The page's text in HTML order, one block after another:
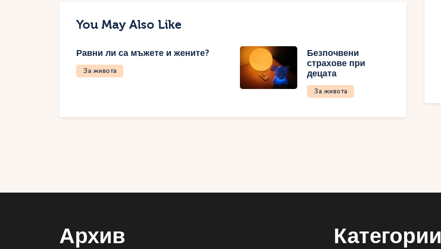
You May Also Like
Равни ли са мъжете и жените?
За живота
Безпочвени
страхове при
децата
За живота
Архив Категории